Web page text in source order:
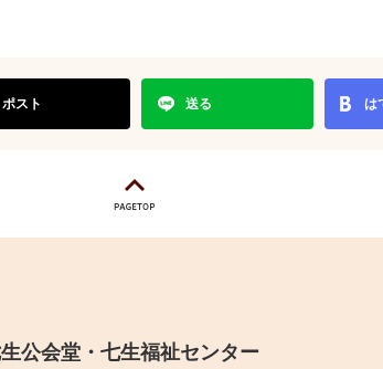
ポスト 送る は
公会堂・七生福祉センター